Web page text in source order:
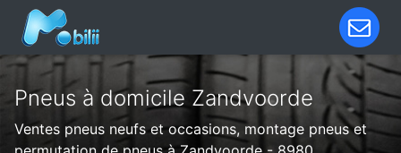
Pneus à domicile Zandvoorde
Ventes pneus neufs et occasions, montage pneus et